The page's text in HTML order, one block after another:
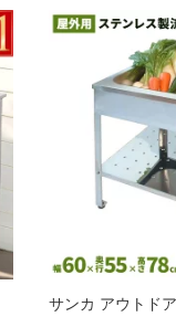
サンカ アウトド